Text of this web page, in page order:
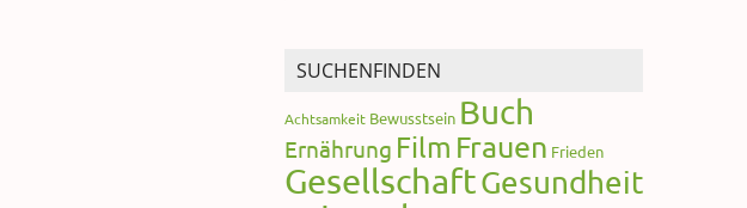
SUCHENFINDEN
Achtsamkeit Bewusstsein Buch
Ernährung Film Frauen Frieden
GesellschaftGesundheit